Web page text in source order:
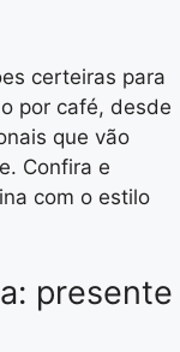
certeiras para
por café, desde
que vão
Confira e
com o estilo
presente